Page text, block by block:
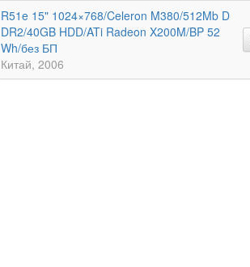
R51e 15" 1024×768/Celeron M380/512Mb D
DR2/40GB HDD/ATi Radeon X200M/BP 52
Wh/без БП
Китай 2006